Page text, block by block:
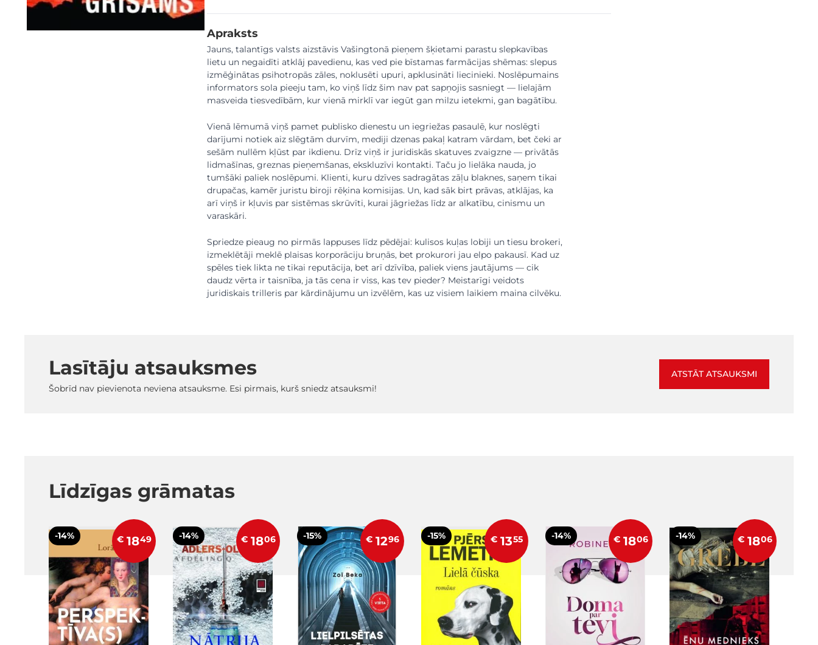
Apraksts
Jauns, talantīgs valsts aizstāvis Vašingtonā pieņem šķietami parastu slepkavības
lietu un negaidīti atklāj pavedienu, kas ved pie bīstamas farmācijas shēmas: slepus
izmēģinātas psihotropās zāles, noklusēti upuri, apklusināti liecinieki. Noslēpumains
informators sola pieeju tam, ko viņš līdz šim nav pat sapņojis sasniegt — lielajām
masveida tiesvedībām, kur vienā mirklī var iegūt gan milzu ietekmi, gan bagātību.
Vienā lēmumā viņš pamet publisko dienestu un iegriežas pasaulē, kur noslēgti
darījumi notiek aiz slēgtām durvīm, mediji dzenas pakaļ katram vārdam, bet čeki ar
sešām nullēm kļūst par ikdienu. Drīz viņš ir juridiskās skatuves zvaigzne — privātās
lidmašīnas, greznas pieņemšanas, ekskluzīvi kontakti. Taču jo lielāka nauda, jo
tumšāki paliek noslēpumi. Klienti, kuru dzīves sadragātas zāļu blaknes, saņem tikai
drupačas, kamēr juristu biroji rēķina komisijas. Un, kad sāk birt prāvas, atklājas, ka
arī viņš ir kļuvis par sistēmas skrūvīti, kurai jāgriežas līdz ar alkatību, cinismu un
varaskāri.
Spriedze pieaug no pirmās lappuses līdz pēdējai: kulisos kuļas lobiji un tiesu brokeri,
izmeklētāji meklē plaisas korporāciju bruņās, bet prokurori jau elpo pakausī. Kad uz
spēles tiek likta ne tikai reputācija, bet arī dzīvība, paliek viens jautājums — cik
daudz vērta ir taisnība, ja tās cena ir viss, kas tev pieder? Meistarīgi veidots
juridiskais trilleris par kārdinājumu un izvēlēm, kas uz visiem laikiem maina cilvēku.
Lasītāju atsauksmes
Šobrīd nav pievienota neviena atsauksme. Esi pirmais, kurš sniedz atsauksmi!
ATSTĀT ATSAUKSMI
Līdzīgas grāmatas
-14% € 1849 -14% € 1806 -15% € 1296 -15% € 1355 -14% € 1806 -14% € 1806